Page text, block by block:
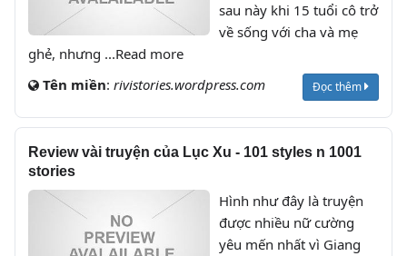
sau này khi 15 tuổi cô trở
về sống với cha và mẹ
ghẻ, nhưng ...Read more
Tên miền: rivistories.wordpress.com Đọc thêm
Review vài truyện của Lục Xu - 101 styles n 1001
stories
Hình như đây là truyện
được nhiều nữ cường
yêu mến nhất vì Giang